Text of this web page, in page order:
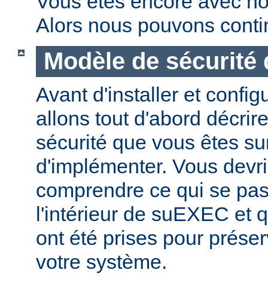
Alors nous pouvons
Modèle de sécurité
Avant d'installer et
allons tout d'abord
sécurité que vous êtes
d'implémenter. Vous
comprendre ce qui se
l'intérieur de suEXEC et
ont été prises pour
votre système.